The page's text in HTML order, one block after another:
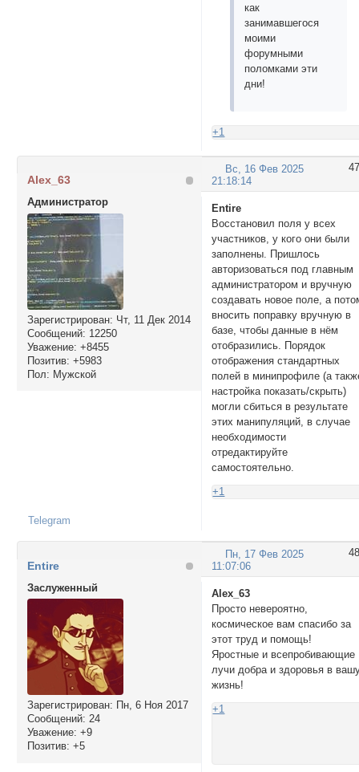
как
занимавшегося
моими
форумными
поломками эти
дни!
+1
47
Вс, 16 Фев 2025
21:18:14
Alex_63
Администратор
Зарегистрирован: Чт, 11 Дек 2014
Сообщений: 12250
Уважение: +8455
Позитив: +5983
Пол: Мужской
Entire
Восстановил поля у всех
участников, у кого они были
заполнены. Пришлось
авторизоваться под главным
администратором и вручную
создавать новое поле, а
вносить поправку вручную в
базе, чтобы данные в нём
отобразились. Порядок
отображения стандартных
полей в минипрофиле (а
настройка показать/скрыть)
могли сбиться в результате
этих манипуляций, в случае
необходимости
отредактируйте
самостоятельно.
+1
Telegram
48
Пн, 17 Фев 2025
11:07:06
Entire
Заслуженный
Зарегистрирован: Пн, 6 Ноя 2017
Сообщений: 24
Уважение: +9
Позитив: +5
Alex_63
Просто невероятно,
космическое вам спасибо за
этот труд и помощь!
Яростные и всепробивающие
лучи добра и здоровья в
жизнь!
+1